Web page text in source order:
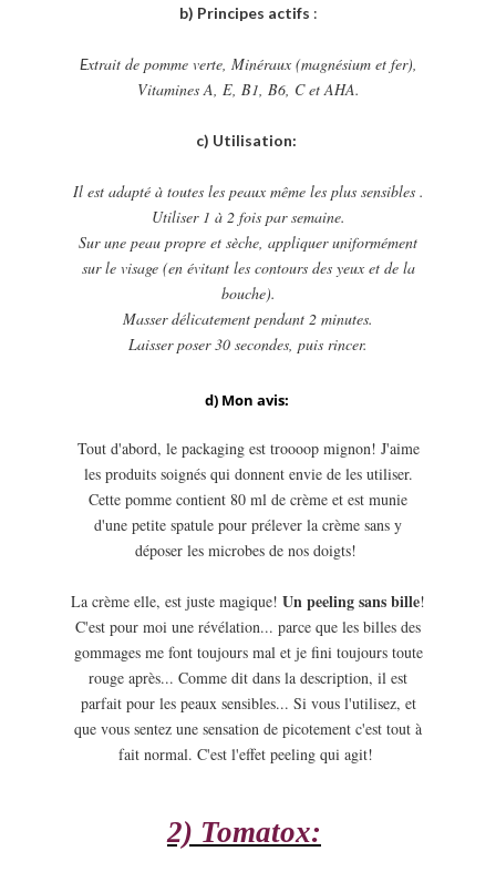
b) Principes actifs :
Extrait de pomme verte, Minéraux (magnésium et fer),
Vitamines A, E, B1, B6, C et AHA.
c) Utilisation:
Il est adapté à toutes les peaux même les plus sensibles .
Utiliser 1 à 2 fois par semaine.
Sur une peau propre et sèche, appliquer uniformément
sur le visage (en évitant les contours des yeux et de la
bouche).
Masser délicatement pendant 2 minutes.
Laisser poser 30 secondes, puis rincer.
d) Mon avis:
Tout d'abord, le packaging est troooop mignon! J'aime
les produits soignés qui donnent envie de les utiliser.
Cette pomme contient 80 ml de crème et est munie
d'une petite spatule pour prélever la crème sans y
déposer les microbes de nos doigts!
La crème elle, est juste magique! Un peeling sans bille!
C'est pour moi une révélation... parce que les billes des
gommages me font toujours mal et je fini toujours toute
rouge après... Comme dit dans la description, il est
parfait pour les peaux sensibles... Si vous l'utilisez, et
que vous sentez une sensation de picotement c'est tout à
fait normal. C'est l'effet peeling qui agit!
2) Tomatox: